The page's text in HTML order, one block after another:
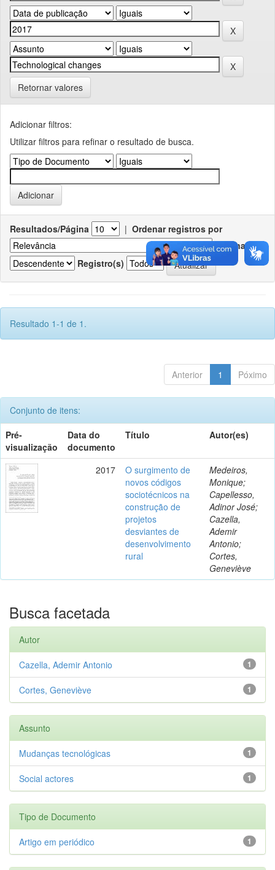
Retornar valores
Adicionar filtros:
Utilizar filtros para refinar o resultado de busca.
Resultados/Página | Ordenar registros por
Ordenar
Registro(s)
Resultado 1-1 de 1.
Anterior 1 Póximo
Conjunto de itens:
Pré-
visualização
Data do
documento
Título Autor(es)
2017
O surgimento de
novos códigos
sociotécnicos na
construção de
projetos
desviantes de
desenvolvimento
rural
Medeiros,
Monique;
Capellesso,
Adinor José;
Cazella,
Ademir
Antonio;
Cortes,
Geneviève
Busca facetada
Autor
1
Cazella, Ademir Antonio
1
Cortes, Geneviève
Assunto
1
Mudanças tecnológicas
1
Social actores
Tipo de Documento
1
Artigo em periódico